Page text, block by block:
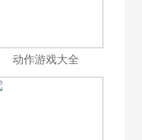
动作游戏大全